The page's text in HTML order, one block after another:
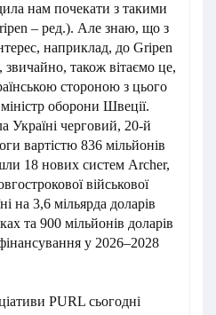
нам почекати з такими
– ред.). Але знаю, що з
наприклад, до Gripen
звичайно, також вітаємо це,
стороною з цього
оборони Швеції.
Україні черговий, 20-й
вартістю 836 мільйонів
18 нових систем Archer,
військової
на 3,6 мільярда доларів
та 900 мільйонів доларів
у 2026–2028
PURL сьогодні